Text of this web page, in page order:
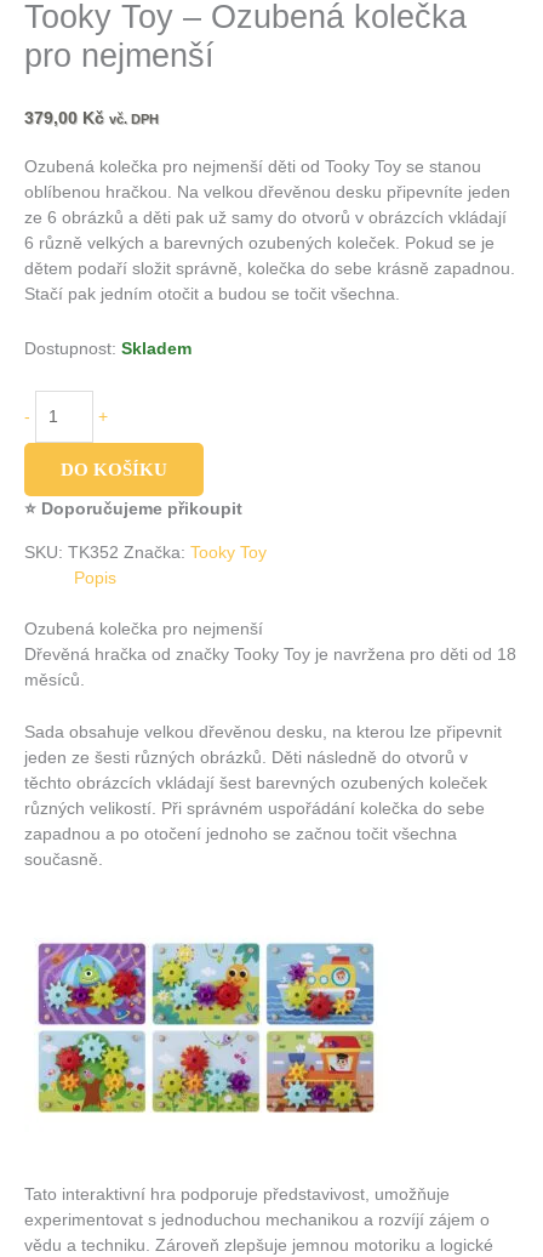
Tooky Toy – Ozubená kolečka
pro nejmenší
379,00 Kč vč. DPH
Ozubená kolečka pro nejmenší děti od Tooky Toy se stanou
oblíbenou hračkou. Na velkou dřevěnou desku připevníte jeden
ze 6 obrázků a děti pak už samy do otvorů v obrázcích vkládají
6 různě velkých a barevných ozubených koleček. Pokud se je
dětem podaří složit správně, kolečka do sebe krásně zapadnou.
Stačí pak jedním otočit a budou se točit všechna.
Dostupnost: Skladem
- +
DO KOŠÍKU
⭐ Doporučujeme přikoupit
SKU: TK352 Značka: Tooky Toy
Popis
Ozubená kolečka pro nejmenší
Dřevěná hračka od značky Tooky Toy je navržena pro děti od 18
měsíců.
Sada obsahuje velkou dřevěnou desku, na kterou lze připevnit
jeden ze šesti různých obrázků. Děti následně do otvorů v
těchto obrázcích vkládají šest barevných ozubených koleček
různých velikostí. Při správném uspořádání kolečka do sebe
zapadnou a po otočení jednoho se začnou točit všechna
současně.
Tato interaktivní hra podporuje představivost, umožňuje
experimentovat s jednoduchou mechanikou a rozvíjí zájem o
vědu a techniku. Zároveň zlepšuje jemnou motoriku a logické